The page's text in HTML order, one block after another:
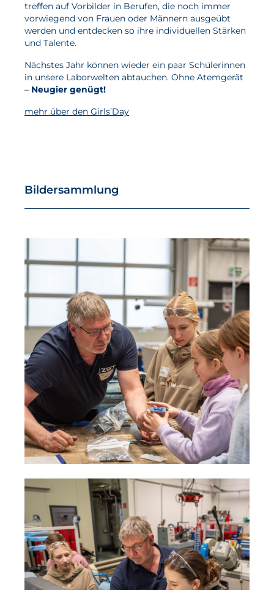
treffen auf Vorbilder in Berufen, die noch immer
vorwiegend von Frauen oder Männern ausgeübt
werden und entdecken so ihre individuellen Stärken
und Talente.
Nächstes Jahr können wieder ein paar Schülerinnen
in unsere Laborwelten abtauchen. Ohne Atemgerät
– Neugier genügt!
mehr über den Girls’Day
Bildersammlung